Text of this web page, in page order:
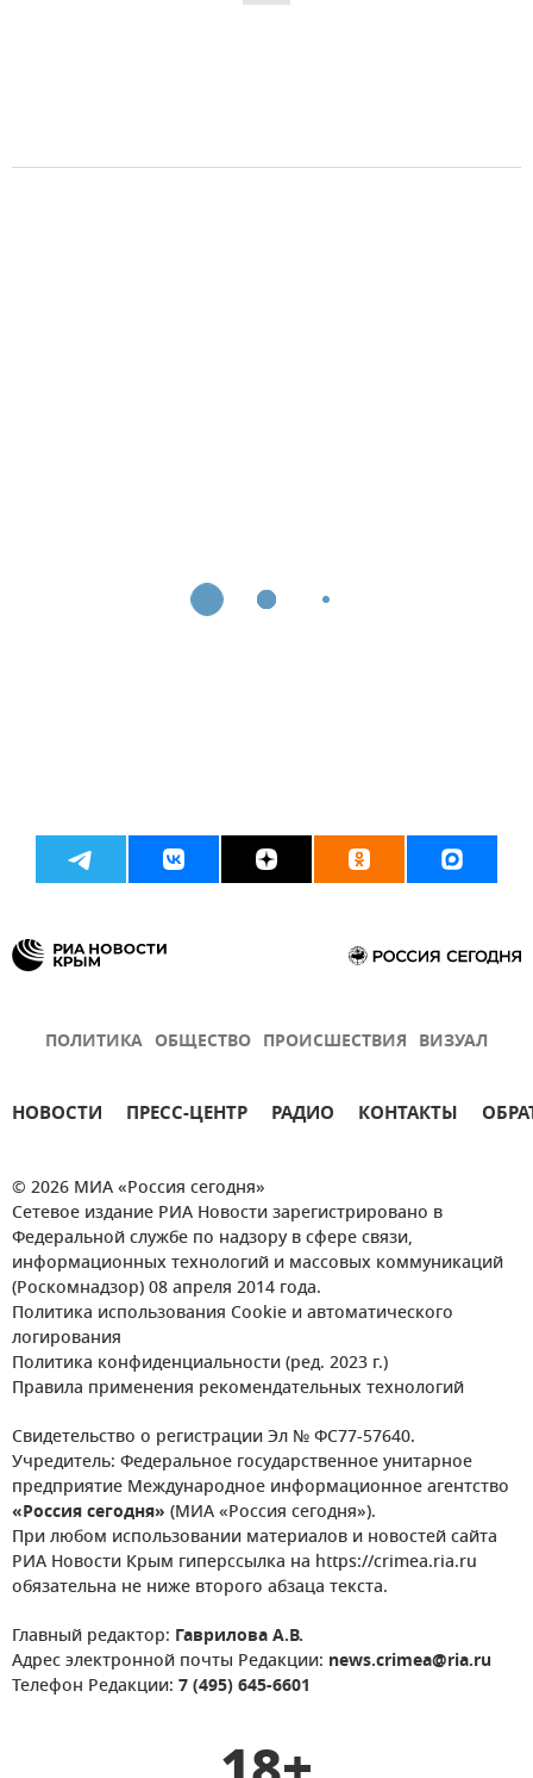
ПОЛИТИКА ОБЩЕСТВО ПРОИСШЕСТВИЯ ВИЗУАЛ
НОВОСТИ ПРЕСС-ЦЕНТР РАДИО КОНТАКТЫ
© 2026 МИА «Россия сегодня»
Сетевое издание РИА Новости зарегистрировано в
Федеральной службе по надзору в сфере связи,
информационных технологий и массовых коммуникаций
(Роскомнадзор) 08 апреля 2014 года.
Политика использования Cookie и автоматического
логирования
Политика конфиденциальности (ред. 2023 г.)
Правила применения рекомендательных технологий
Свидетельство о регистрации Эл № ФС77-57640.
Учредитель: Федеральное государственное унитарное
предприятие Международное информационное агентство
«Россия сегодня» (МИА «Россия сегодня»).
При любом использовании материалов и новостей сайта
РИА Новости Крым гиперссылка на https://crimea.ria.ru
обязательна не ниже второго абзаца текста.
Главный редактор: Гаврилова А.В.
Адрес электронной почты Редакции: news.crimea@ria.ru
Телефон Редакции: 7 (495) 645-6601